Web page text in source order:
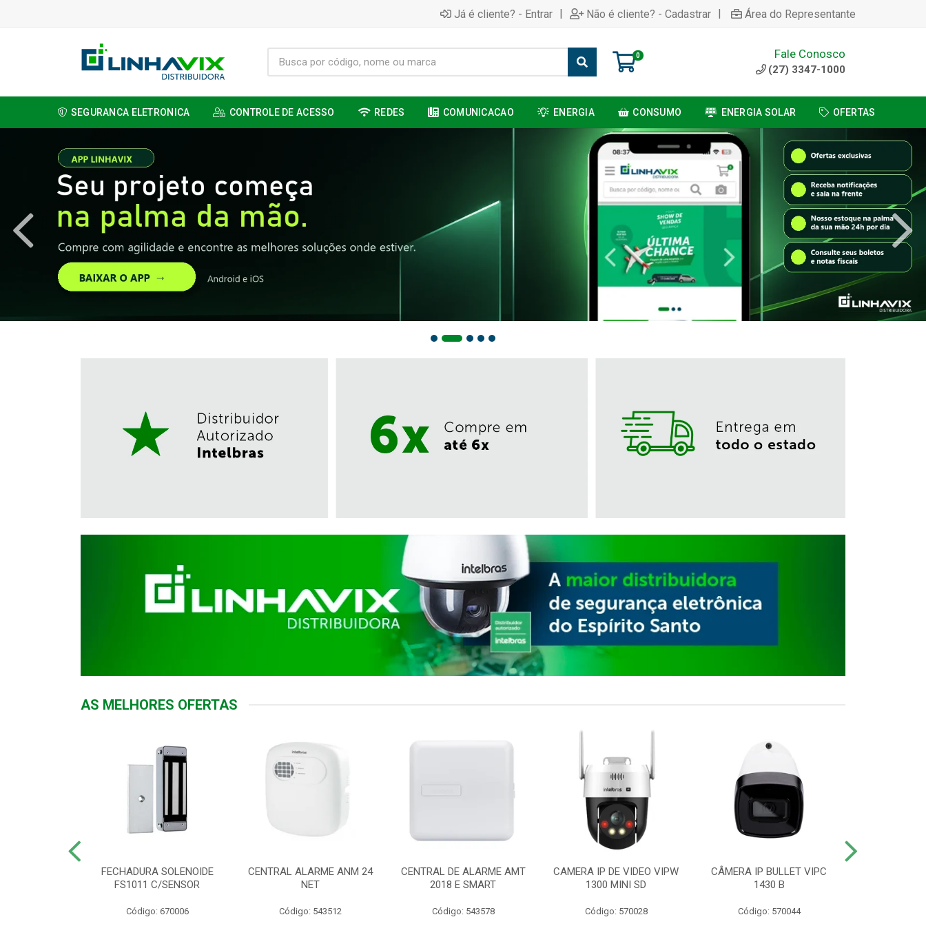
Já é cliente? - Entrar | Não é cliente? - Cadastrar | Área do Representante
0 Fale Conosco
(27) 3347-1000
SEGURANCA ELETRONICA CONTROLE DE ACESSO REDES COMUNICACAO ENERGIA CONSUMO ENERGIA SOLAR OFERTAS
AS MELHORES OFERTAS
FECHADURA SOLENOIDE
FS1011 C/SENSOR
Código: 670006
CENTRAL ALARME ANM 24
NET
Código: 543512
CENTRAL DE ALARME AMT
2018 E SMART
Código: 543578
CAMERA IP DE VIDEO VIPW
1300 MINI SD
Código: 570028
CÂMERA IP BULLET VIPC
1430 B
Código: 570044